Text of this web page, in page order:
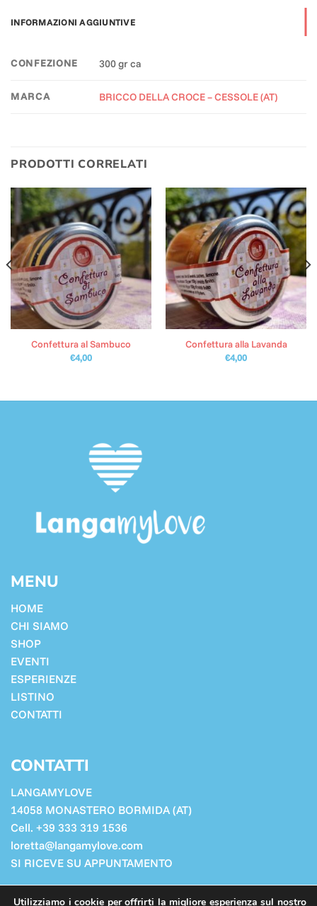
INFORMAZIONI AGGIUNTIVE
CONFEZIONE 300 gr ca
MARCA BRICCO DELLA CROCE – CESSOLE (AT)
PRODOTTI CORRELATI
Confettura al Sambuco
€4,00
Confettura alla Lavanda
€4,00
MENU
HOME
CHI SIAMO
SHOP
EVENTI
ESPERIENZE
LISTINO
CONTATTI
CONTATTI
LANGAMYLOVE
14058 MONASTERO BORMIDA (AT)
Cell. +39 333 319 1536
loretta@langamylove.com
SI RICEVE SU APPUNTAMENTO
Cookie Policy
Utilizziamo i cookie per offrirti la migliore esperienza sul nostro